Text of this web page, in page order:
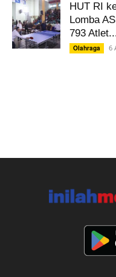
HUT RI
Lomba
793
Olahraga 6